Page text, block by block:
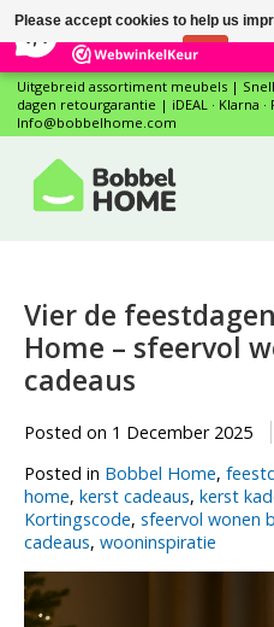
12 Reviews
Uitgebreid assortiment meubels |
dagen retourgarantie | iDEAL · Klarna ·
Info@bobbelhome.com
Vier de
Home – sfeervol
cadeaus
Posted on 1 December 2025
Posted in Bobbel Home,
home, kerst cadeaus, kerst
Kortingscode, sfeervol wonen
cadeaus, wooninspiratie
Please accept cookies to help us
No